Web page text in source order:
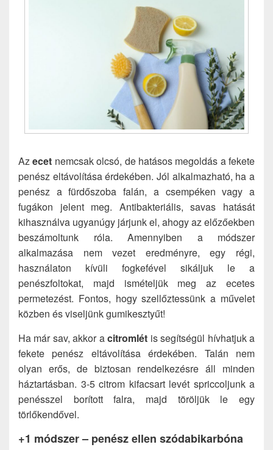
Azecet nemcsak olcsó, de hatásos megoldás a fekete
penész eltávolítása érdekében. Jól alkalmazható, ha a
penész a fürdőszoba falán, a csempéken vagy a
fugákon jelent meg. Antibakteriális, savas hatását
kihasználva ugyanúgy járjunk el, ahogy az előzőekben
beszámoltunk róla. Amennyiben a módszer
alkalmazása nem vezet eredményre, egy régi,
használaton kívüli fogkefével sikáljuk le a
penészfoltokat, majd ismételjük meg az ecetes
permetezést. Fontos, hogy szellőztessünk a művelet
közben és viseljünk gumikesztyűt!
Ha már sav, akkor acitromlét is segítségül hívhatjuk a
fekete penész eltávolítása érdekében. Talán nem
olyan erős, de biztosan rendelkezésre áll minden
háztartásban. 3-5 citrom kifacsart levét spriccoljunk a
penésszel borított falra, majd töröljük le egy
törlőkendővel.
+1 módszer – penész ellen szódabikarbóna